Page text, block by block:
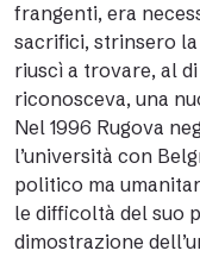
frangenti, era
sacrifici, strinsero
riuscì a trovare, al
riconosceva, una
Nel 1996 Rugova
l’università con
politico ma
le difficoltà del suo
dimostrazione